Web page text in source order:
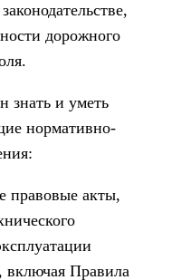
дорожного
знать и уметь
нормативно-
правовые акты,
включая Правила